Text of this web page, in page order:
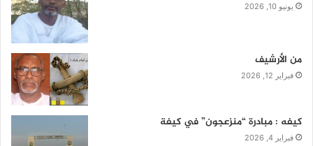
يونيو 10, 2026
من الأرشيف
فبراير 12, 2026
كيفه : مبادرة “منزعجون” في كيفة
فبراير 4, 2026